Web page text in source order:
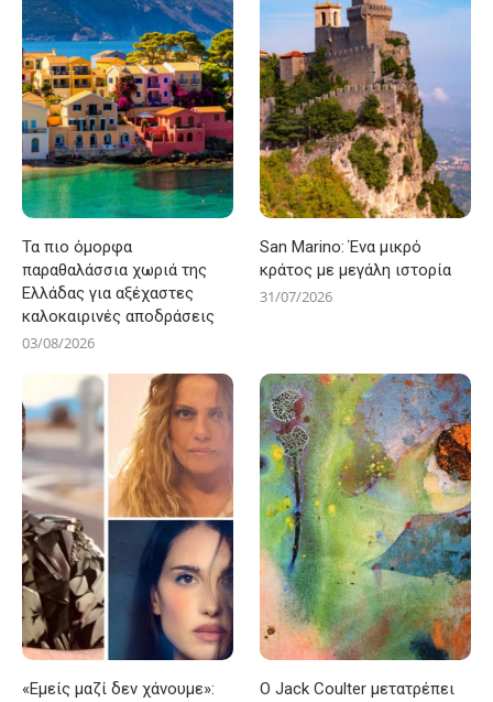
Τα πιο όμορφα
παραθαλάσσια χωριά της
Ελλάδας για αξέχαστες
καλοκαιρινές αποδράσεις
03/08/2026
San Marino: Ένα μικρό
κράτος με μεγάλη ιστορία
31/07/2026
«Εμείς μαζί δεν χάνουμε»:
Ο Jack Coulter μετατρέπει